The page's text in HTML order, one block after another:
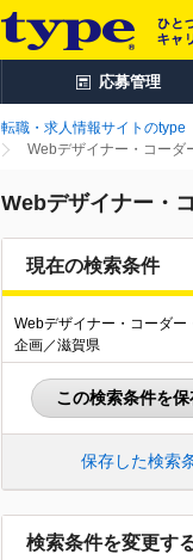
応募管理
転職・求人情報サイトのtype
Webデザイナー・コーダ
Webデザイナー・
現在の検索条件
Webデザイナー・コーダー
企画／滋賀県
この検索条件を保
保存した検索
検索条件を変更す